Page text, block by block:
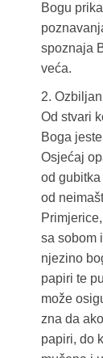
Bogu
spoznaja
veća.
2.
Od stvari
Boga
Osjećaj
od
od
sa sobom
njezino
papiri te
može
zna da
papiri, do